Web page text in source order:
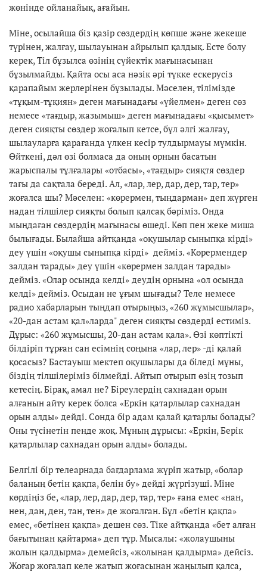
жөнінде ойланайық, ағайын.
Міне, осылайша біз қазір сөздердің көпше және жекеше
түрінен, жалғау, шылауынан айрылып қалдық. Есте болу
керек, Тіл бұзылса өзінің сүйектік мағынасынан
бұзылмайды. Қайта осы аса нәзік әрі түкке ескерусіз
қарапайым жерлерінен бұзылады. Мәселен, тілімізде
«тұқым-тұқиян» деген мағынадағы «үйелмен» деген сөз
немесе «тағдыр, жазымыш» деген мағынадағы «қысымет»
деген сияқты сөздер жоғалып кетсе, бұл әлгі жалғау,
шылауларға қарағанда үлкен кесір тулдырмауы мүмкін.
Өйткені, дәл өзі болмаса да оның орнын басатын
жарыспалы тұлғалары «отбасы», «тағдыр» сияқтя сөздер
тағы да сақтала береді. Ал, «лар, лер, дар, дер, тар, тер»
жоғалса шы? Мәселен: «көрермен, тыңдарман» деп жүрген
надан тілшілер сияқты болып қалсақ бәріміз. Онда
мыңдаған сөздердің мағынасы өшеді. Көп пен жеке миша
былығады. Былайша айтқанда «оқушылар сыныпқа кірді»
деу үшін «оқушы сыныпқа кірді» дейміз. «Көрермендер
залдан тарады» деу үшін «көрермен залдан тарады»
дейміз. «Олар осында келді» деудің орнына «ол осында
келді» дейміз. Осыдан не ұғым шығады? Теле немесе
радио хабарларын тыңдап отырыңыз, «260 жұмысшылар»,
«20-дан астам қал»ларда" деген сияқты сөздерді естиміз.
Дұрыс: «260 жұмысшы, 20-дан астам қала». Өзі көптікті
білдіріп тұрған сан есімнің соңына «лар, лер» -ді қалай
қосасыз? Бастауыш мектеп оқушылары да біледі мұны,
біздің тілшілеріміз білмейді. Айтып отырып өзің тозып
кетесің. Бірақ, амал не? Біреулердің сахнадан орын
алғанын айту керек болса «Еркін қатарлылар сахнадан
орын алды» дейді. Сонда бір адам қалай қатарлы болады?
Оны түсінетін пенде жоқ. Мұның дұрысы: «Еркін, Берік
қатарлылар сахнадан орын алды» болады.
Белгілі бір телеарнада бағдарлама жүріп жатыр, «болар
баланың бетін қақпа, белін бу» дейді жүргізуші. Міне
көрдіңіз бе, «лар, лер, дар, дер, тар, тер» ғана емес «нан,
нен, дан, ден, тан, тен» де жоғалған. Бұл «бетін қақпа»
емес, «бетінен қақпа» дешен сөз. Тіке айтқанда «бет алған
бағытынан қайтарма» деп тұр. Мысалы: «жолаушыны
жолын қалдырма» демейсіз, «жолынан қалдырма» дейсіз.
Жоғар жоғалап келе жатып жоғасынан жаңылып қалса,